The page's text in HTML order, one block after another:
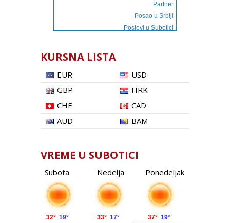
Partner
Posao u Srbiji
Poslovi u Subotici
KURSNA LISTA
EUR
USD
GBP
HRK
CHF
CAD
AUD
BAM
VREME U SUBOTICI
Subota Nedelja Ponedeljak